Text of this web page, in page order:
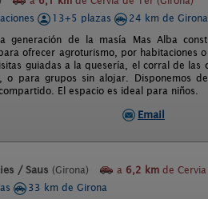
13+5 plazas
24 km de Girona
generación de la masía Mas Alba
ofrecer agroturismo, por habitaciones
guiadas a la quesería, el corral de
o para grupos sin alojar. Disponemos
El espacio es ideal para niños.
Email
/ Saus (Girona) a 6,2 km de
33 km de Girona